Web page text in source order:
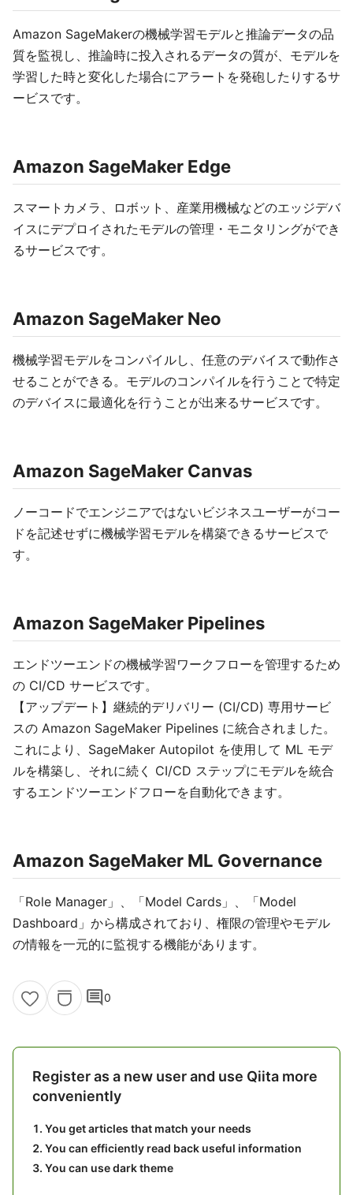
Amazon SageMakerの機械学習モデルと推論データの品
質を監視し、推論時に投入されるデータの質が、モデルを
学習した時と変化した場合にアラートを発砲したりするサ
ービスです。
Amazon SageMaker Edge
スマートカメラ、ロボット、産業用機械などのエッジデバ
イスにデプロイされたモデルの管理・モニタリングができ
るサービスです。
Amazon SageMaker Neo
機械学習モデルをコンパイルし、任意のデバイスで動作さ
せることができる。モデルのコンパイルを行うことで特定
のデバイスに最適化を行うことが出来るサービスです。
Amazon SageMaker Canvas
ノーコードでエンジニアではないビジネスユーザーがコー
ドを記述せずに機械学習モデルを構築できるサービスで
す。
Amazon SageMaker Pipelines
エンドツーエンドの機械学習ワークフローを管理するため
の CI/CD サービスです。
【アップデート】継続的デリバリー (CI/CD) 専用サービ
スの Amazon SageMaker Pipelines に統合されました。
これにより、SageMaker Autopilot を使用して ML モデ
ルを構築し、それに続く CI/CD ステップにモデルを統合
するエンドツーエンドフローを自動化できます。
Amazon SageMaker ML Governance
「Role Manager」、「Model Cards」、「Model
Dashboard」から構成されており、権限の管理やモデル
の情報を一元的に監視する機能があります。
comment0
Register as a new user and use Qiita more
conveniently
You get articles that match your needs
You can efficiently read back useful information
You can use dark theme